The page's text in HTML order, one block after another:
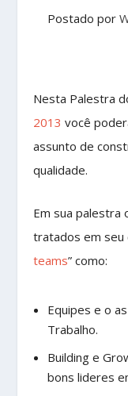
Postado por
Nesta Palestra
2013 você
assunto de
qualidade.
Em sua palestra
tratados em seu
teams” como:
Equipes e o
Trabalho.
Building e
bons lideres